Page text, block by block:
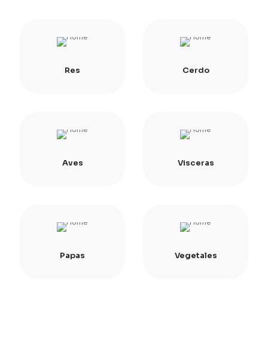
Res Cerdo
Aves Visceras
Papas Vegetales